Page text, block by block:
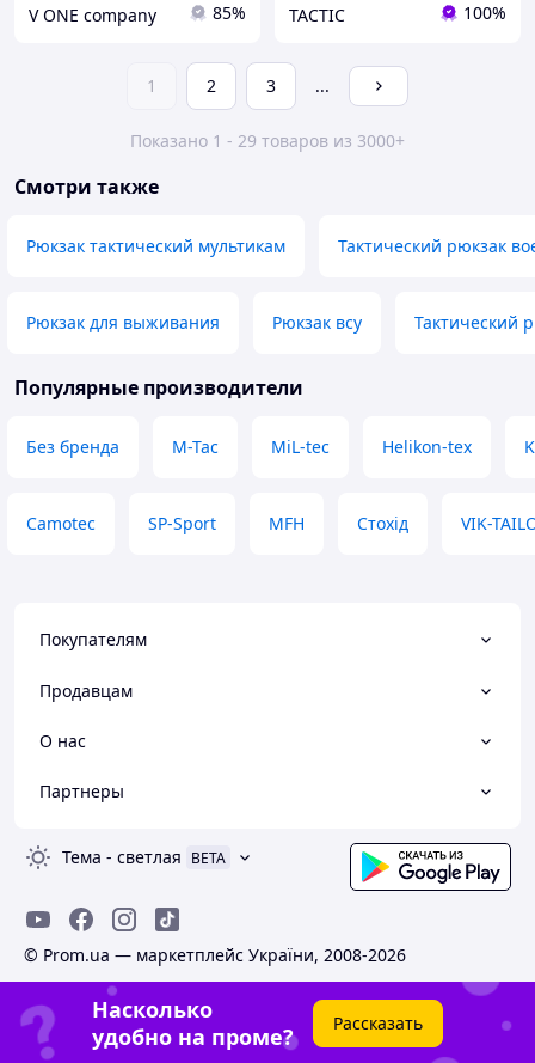
V ONE company 85% TACTIC 100%
1 2 3 ...
Показано 1 - 29 товаров из 3000+
Смотри также
Рюкзак тактический мультикам Тактический рюкзак
Рюкзак для выживания Рюкзак всу Тактический
Популярные производители
Без бренда M-Tac MiL-tec Helikon-tex
Camotec SP-Sport MFH Стохід VIK-
Покупателям
Продавцам
О нас
Партнеры
Тема - светлая BETA
© Prom.ua — маркетплейс України, 2008-2026
Насколько
удобно на проме?
Рассказать